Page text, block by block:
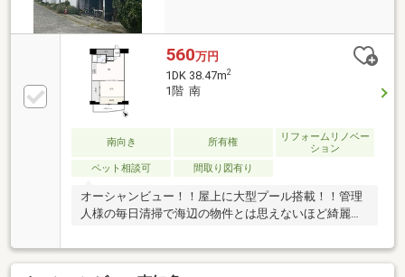
560万円
1DK 38.47m2
1階 南
南向き 所有権
リフォームリノベー
ション
ペット相談可
間取り図有り
オーシャンビュー！！屋上に大型プール搭載！！管理
人様の毎日清掃で海辺の物件とは思えないほど綺麗で